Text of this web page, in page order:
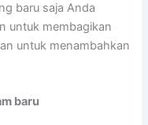
baru saja Anda
untuk membagikan
untuk menambahkan
baru